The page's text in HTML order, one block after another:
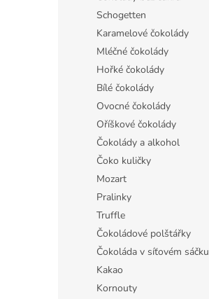
Schogetten
Karamelové čokolády
Mléčné čokolády
Hořké čokolády
Bílé čokolády
Ovocné čokolády
Oříškové čokolády
Čokolády a alkohol
Čoko kuličky
Mozart
Pralinky
Truffle
Čokoládové polštářky
Čokoláda v síťovém sáčku
Kakao
Kornouty